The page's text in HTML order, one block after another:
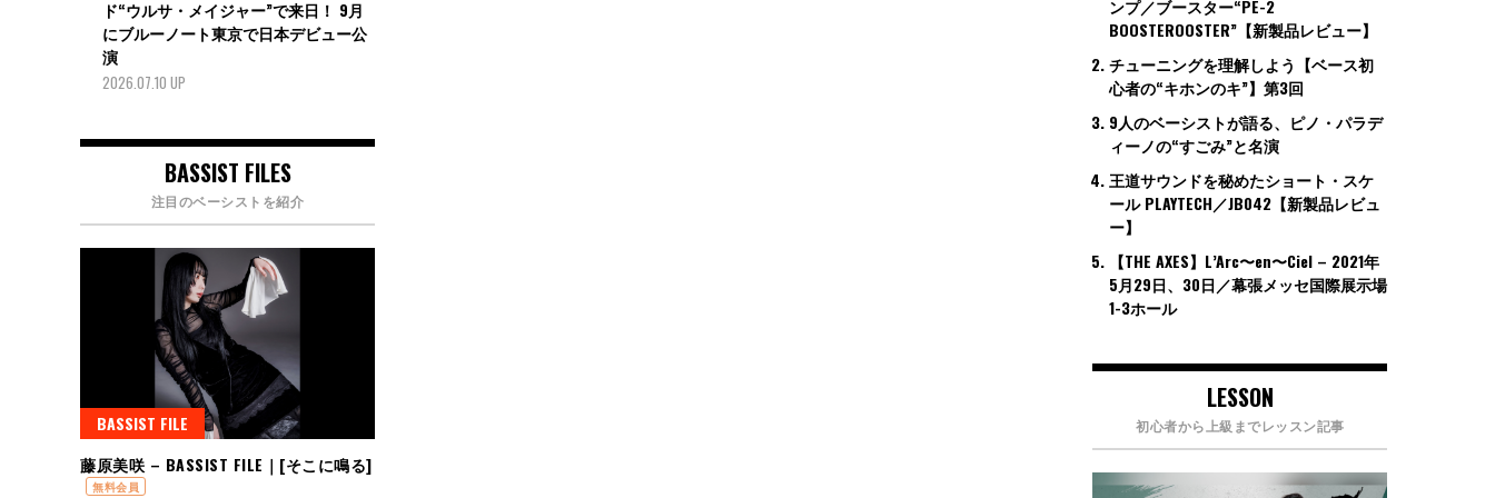
ド“ウルサ・メイジャー”で来日！ 9月
にブルーノート東京で日本デビュー公
演
2026.07.10 UP
BASSIST FILES
注目のベーシストを紹介
BASSIST FILE
藤原美咲 – BASSIST FILE｜[そこに鳴る]
無料会員
ンプ／ブースター“PE-2
BOOSTEROOSTER”【新製品レビュー】
チューニングを理解しよう【ベース初
心者の“キホンのキ”】第3回
9人のベーシストが語る、ピノ・パラデ
ィーノの“すごみ”と名演
王道サウンドを秘めたショート・スケ
ール PLAYTECH／JB042【新製品レビュ
ー】
【THE AXES】L’Arc〜en〜Ciel – 2021年
5月29日、30日／幕張メッセ国際展示場
1-3ホール
LESSON
初心者から上級までレッスン記事